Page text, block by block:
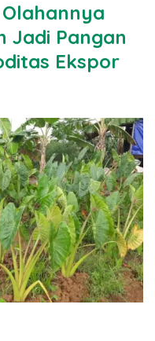
Jadi Pangan
Ekspor